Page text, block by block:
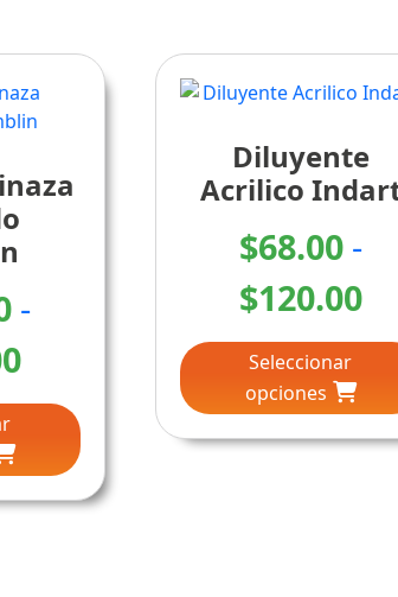
-
Rango
de
precios:
desde
producto
tiene
múltiples
variantes.
Diluyente
Acrilico
$68.00 -
$120.00
Seleccionar
opciones